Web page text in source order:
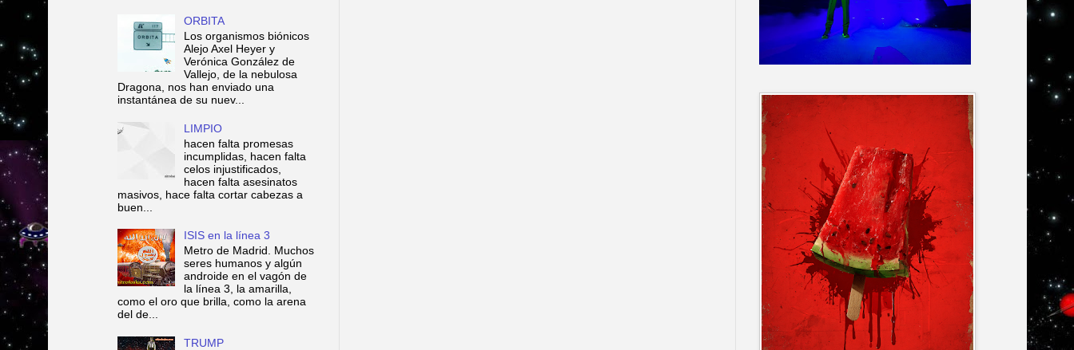
ORBITA
Los organismos biónicos
Alejo Axel Heyer y
Verónica González de
Vallejo, de la nebulosa
Dragona, nos han enviado una
instantánea de su nuev...
LIMPIO
hacen falta promesas
incumplidas, hacen falta
celos injustificados,
hacen falta asesinatos
masivos, hace falta cortar cabezas a
buen...
ISIS en la línea 3
Metro de Madrid. Muchos
seres humanos y algún
androide en el vagón de
la línea 3, la amarilla,
como el oro que brilla, como la arena
del de...
TRUMP